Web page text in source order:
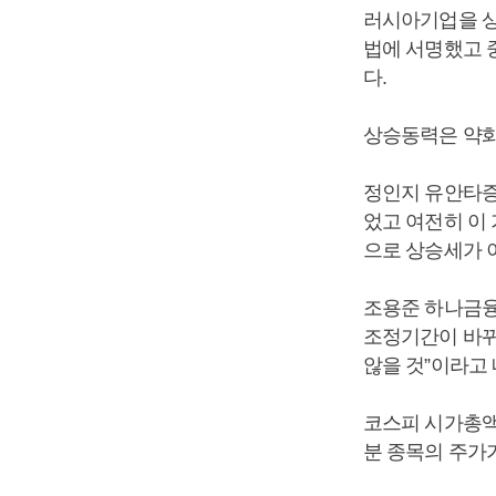
러시아기업을
법에 서명했고
다.
상승동력은 약
정인지 유안타
었고 여전히 이
으로 상승세가
조용준 하나금
조정기간이 바
않을 것”이라고
코스피 시가총
분 종목의 주가